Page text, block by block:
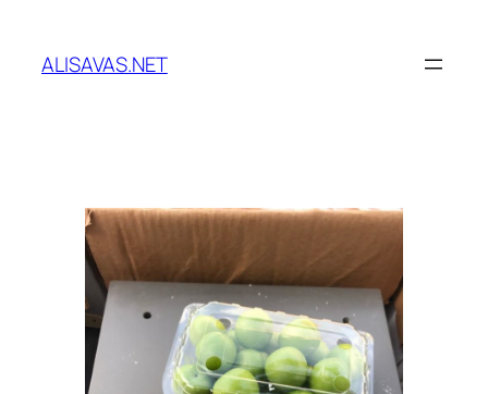
ALISAVAS.NET